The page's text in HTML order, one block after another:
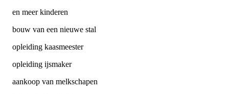
en meer kinderen
bouw van een nieuwe stal
opleiding kaasmeester
opleiding ijsmaker
aankoop van melkschapen